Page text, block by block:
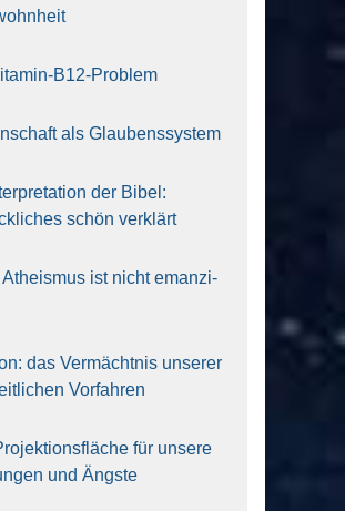
B12-Pro­blem
als Glau­bens­sys­tem
der Bibel:
schön ver­klärt
Athe­is­mus ist nicht eman­zi­
das Ver­mächt­nis unse­rer
Vor­fah­ren
für unse­re
und Ängs­te